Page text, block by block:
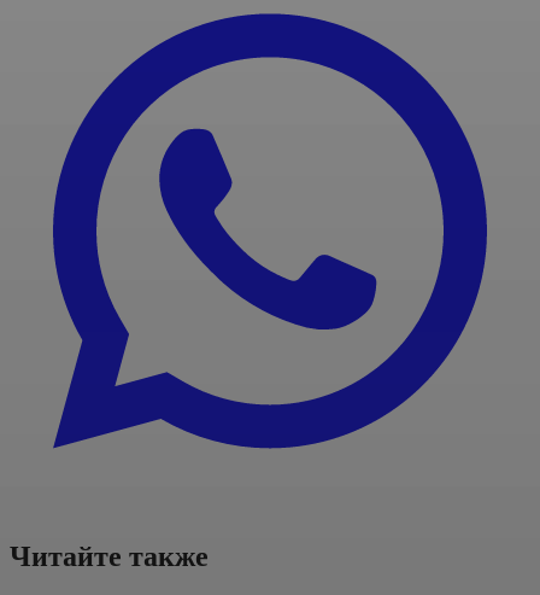
Читайте также